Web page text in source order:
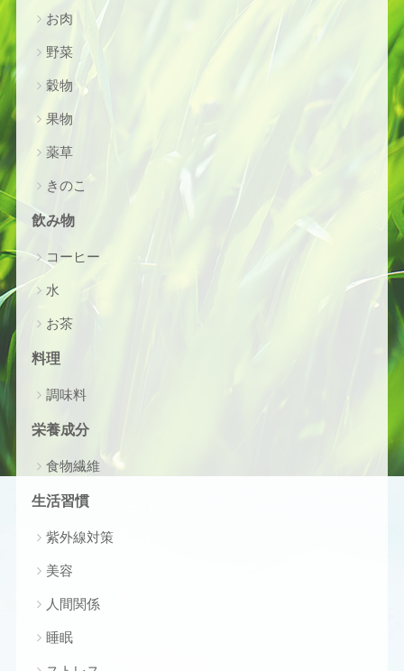
お肉
野菜
穀物
果物
薬草
きのこ
飲み物
コーヒー
水
お茶
料理
調味料
栄養成分
食物繊維
生活習慣
紫外線対策
美容
人間関係
睡眠